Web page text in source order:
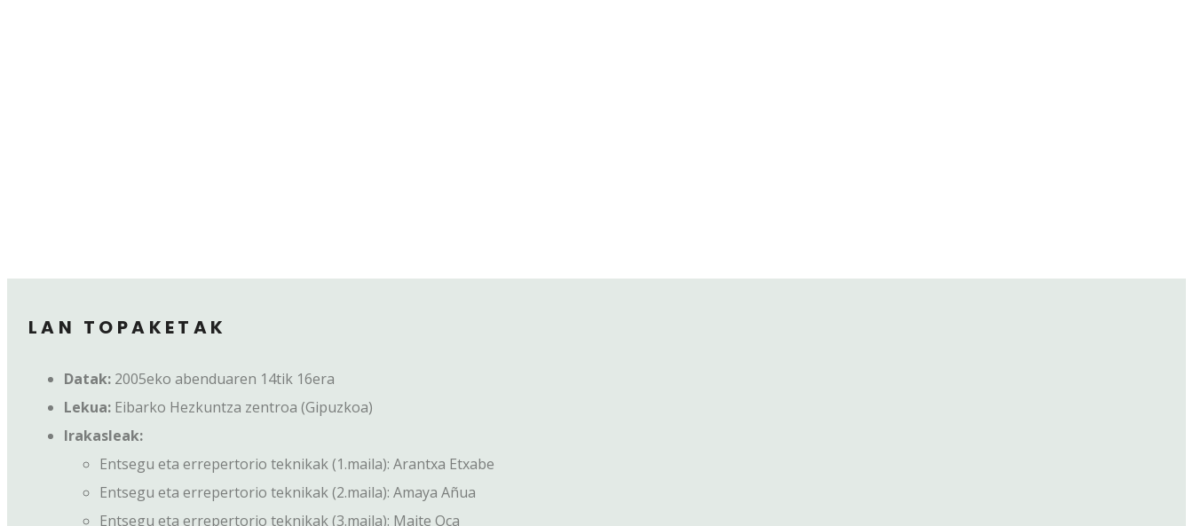
LAN TOPAKETAK
Datak: 2005eko abenduaren 14tik 16era
Lekua: Eibarko Hezkuntza zentroa (Gipuzkoa)
Irakasleak:
Entsegu eta errepertorio teknikak (1.maila): Arantxa Etxabe
Entsegu eta errepertorio teknikak (2.maila): Amaya Añua
Entsegu eta errepertorio teknikak (3.maila): Maite Oca